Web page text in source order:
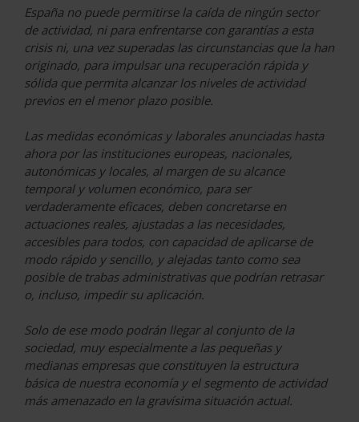
España no puede permitirse la caída de ningún sector
de actividad, ni para enfrentarse con garantías a esta
crisis ni, una vez superadas las circunstancias que la han
originado, para impulsar una recuperación rápida y
sólida que permita alcanzar los niveles de actividad
previos en el menor plazo posible.
Las medidas económicas y laborales anunciadas hasta
ahora por las instituciones europeas, nacionales,
autonómicas y locales, al margen de su alcance
temporal y volumen económico, para ser
verdaderamente eficaces, deben concretarse en
actuaciones reales, ajustadas a las necesidades,
accesibles para todos, con capacidad de aplicarse de
modo rápido y sencillo, y alejadas tanto como sea
posible de trabas administrativas que podrían retrasar
o, incluso, impedir su aplicación.
Solo de ese modo podrán llegar al conjunto de la
sociedad, muy especialmente a las pequeñas y
medianas empresas que constituyen la estructura
básica de nuestra economía y el segmento de actividad
más amenazado en la gravísima situación actual.